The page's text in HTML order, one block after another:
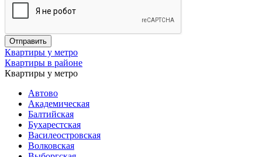
Квартиры у метро
Квартиры в районе
Квартиры у метро
Автово
Академическая
Балтийская
Бухарестская
Василеостровская
Волковская